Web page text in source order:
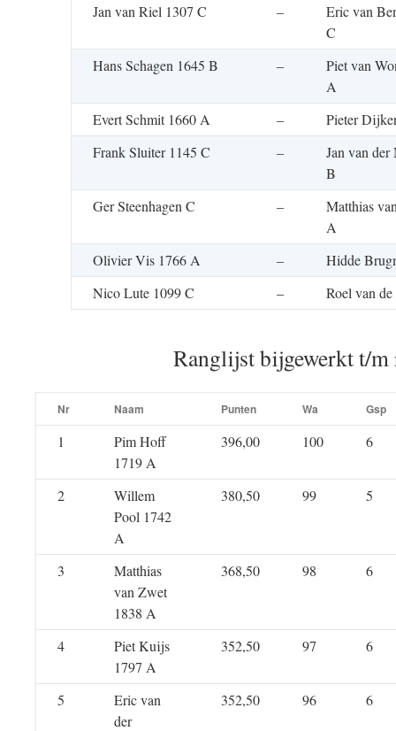
Jan van Riel 1307 C –
Eric van
C
Hans Schagen 1645 B
–
Piet van
A
Evert Schmit 1660 A
–
Pieter
Frank Sluiter 1145 C
–
Jan van der
B
Ger Steenhagen C
–
Matthias
A
Olivier Vis 1766 A
–
Hidde
Nico Lute 1099 C
– Roel van
Ranglijst bijgewerkt t/m
Nr Naam Punten Wa Gsp
1
Pim Hoff
1719 A
396,00 100 6
2
Willem
Pool 1742
A
380,50 99 5
3
Matthias
van Zwet
1838 A
368,50 98 6
4
Piet Kuijs
1797 A
352,50 97 6
5
Eric van
der
352,50 96 6